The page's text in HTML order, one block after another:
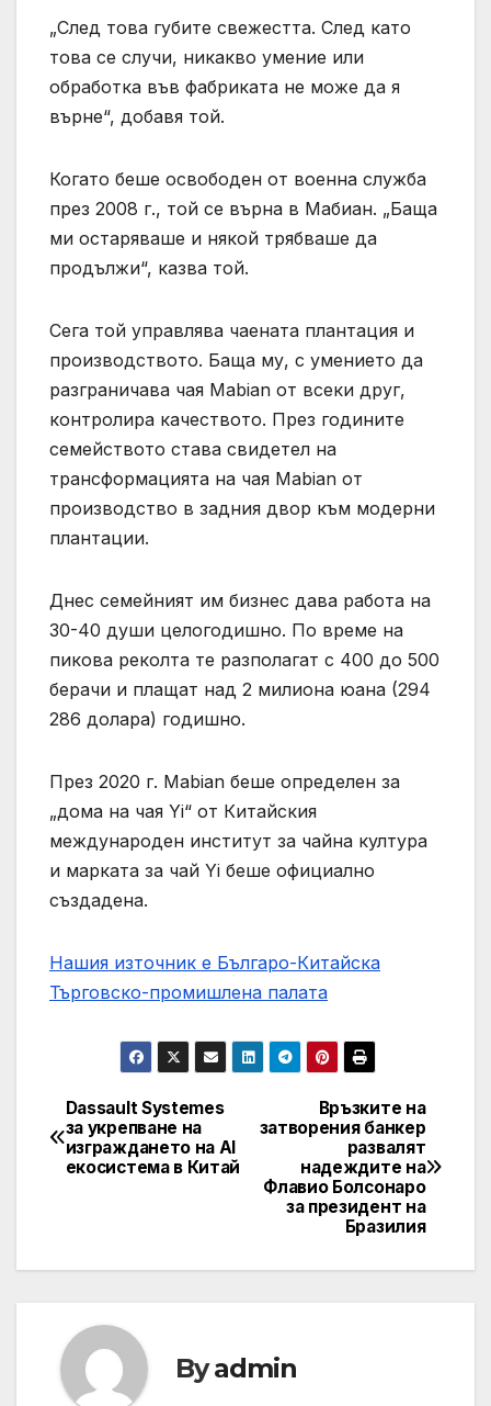
„След това губите свежестта. След като
това се случи, никакво умение или
обработка във фабриката не може да я
върне“, добавя той.
Когато беше освободен от военна служба
през 2008 г., той се върна в Мабиан. „Баща
ми остаряваше и някой трябваше да
продължи“, казва той.
Сега той управлява чаената плантация и
производството. Баща му, с умението да
разграничава чая Mabian от всеки друг,
контролира качеството. През годините
семейството става свидетел на
трансформацията на чая Mabian от
производство в задния двор към модерни
плантации.
Днес семейният им бизнес дава работа на
30-40 души целогодишно. По време на
пикова реколта те разполагат с 400 до 500
берачи и плащат над 2 милиона юана (294
286 долара) годишно.
През 2020 г. Mabian беше определен за
„дома на чая Yi“ от Китайския
международен институт за чайна култура
и марката за чай Yi беше официално
създадена.
Нашия източник е Българо-Китайска
Търговско-промишлена палaта
Post
navigation
Връзките на
затворения банкер
развалят
надеждите на
Флавио Болсонаро
за президент на
Бразилия
Dassault Systemes
за укрепване на
изграждането на AI
екосистема в Китай
Byadmin